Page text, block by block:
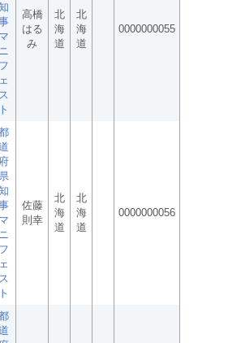
マ
ニ
フ
ェ
ス
ト
高橋
はる
み
北
海
道
北
海
道
0000000055
府
県
マ
ニ
フ
ェ
ス
ト
佐藤
則幸
北
海
道
北
海
道
0000000056